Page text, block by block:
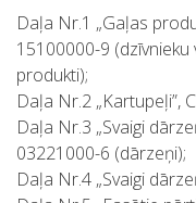
Daļa Nr.1 „Gaļas
15100000-9
produkti);
Daļa Nr.2 „Kartupeļi”,
Daļa Nr.3 „Svaigi
03221000-6 (dārzeņi);
Daļa Nr.4 „Svaigi